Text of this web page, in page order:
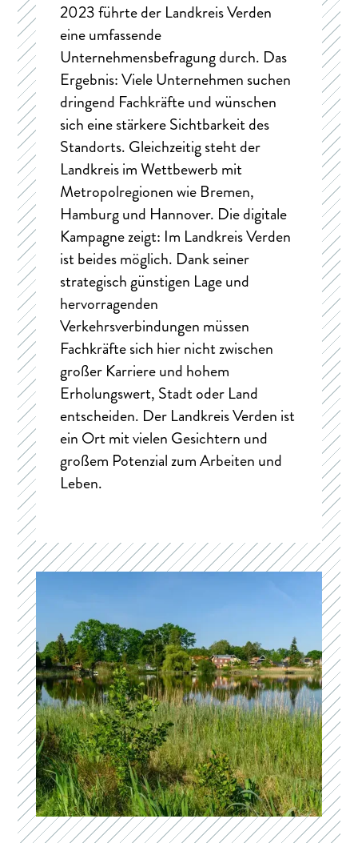
2023 führte der Landkreis Verden
eine umfassende
Unternehmensbefragung durch. Das
Ergebnis: Viele Unternehmen suchen
dringend Fachkräfte und wünschen
sich eine stärkere Sichtbarkeit des
Standorts. Gleichzeitig steht der
Landkreis im Wettbewerb mit
Metropolregionen wie Bremen,
Hamburg und Hannover. Die digitale
Kampagne zeigt: Im Landkreis Verden
ist beides möglich. Dank seiner
strategisch günstigen Lage und
hervorragenden
Verkehrsverbindungen müssen
Fachkräfte sich hier nicht zwischen
großer Karriere und hohem
Erholungswert, Stadt oder Land
entscheiden. Der Landkreis Verden ist
ein Ort mit vielen Gesichtern und
großem Potenzial zum Arbeiten und
Leben.